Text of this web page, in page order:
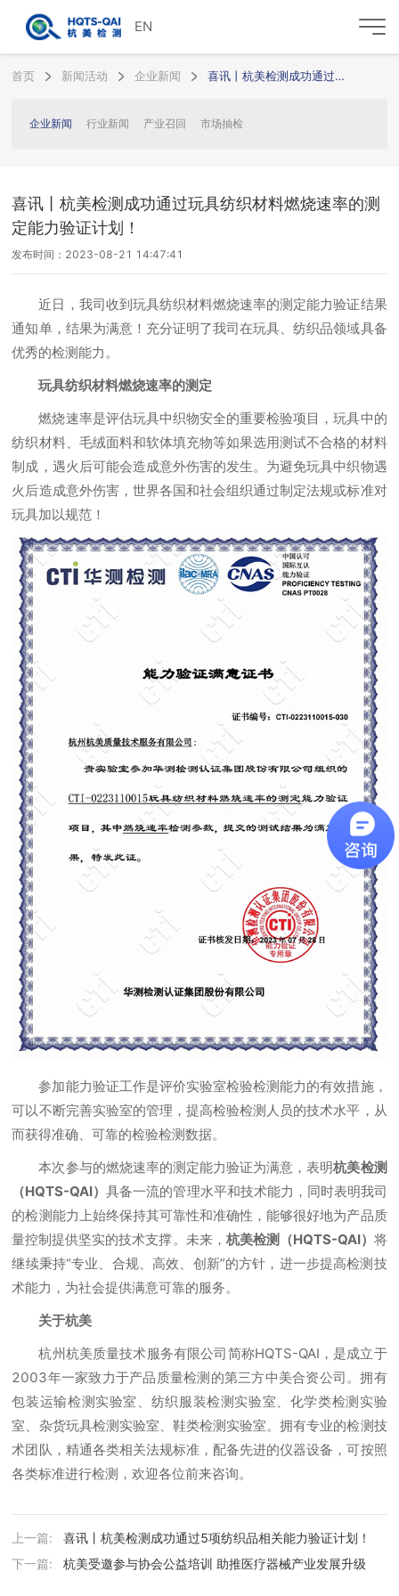
EN
首页 新闻活动 企业新闻 喜讯丨杭美检测成功通过玩具纺织材料燃烧速率的测定能力验证计划！
企业新闻 行业新闻 产业召回 市场抽检
喜讯丨杭美检测成功通过玩具纺织材料燃烧速率的测
定能力验证计划！
发布时间：2023-08-21 14:47:41
近日，我司收到玩具纺织材料燃烧速率的测定能力验证结果
通知单，结果为满意！充分证明了我司在玩具、纺织品领域具备
优秀的检测能力。
玩具纺织材料燃烧速率的测定
燃烧速率是评估玩具中织物安全的重要检验项目，玩具中的
纺织材料、毛绒面料和软体填充物等如果选用测试不合格的材料
制成，遇火后可能会造成意外伤害的发生。为避免玩具中织物遇
火后造成意外伤害，世界各国和社会组织通过制定法规或标准对
玩具加以规范！
参加能力验证工作是评价实验室检验检测能力的有效措施，
可以不断完善实验室的管理，提高检验检测人员的技术水平，从
而获得准确、可靠的检验检测数据。
本次参与的燃烧速率的测定能力验证为满意，表明杭美检测
（HQTS-QAI）具备一流的管理水平和技术能力，同时表明我司
的检测能力上始终保持其可靠性和准确性，能够很好地为产品质
量控制提供坚实的技术支撑。未来， 杭美检测（HQTS-QAI） 将
继续秉持“专业、合规、高效、创新”的方针，进一步提高检测技
术能力，为社会提供满意可靠的服务。
关于杭美
杭州杭美质量技术服务有限公司简称HQTS-QAI，是成立于
2003年一家致力于产品质量检测的第三方中美合资公司。拥有
包装运输检测实验室、纺织服装检测实验室、化学类检测实验
室、杂货玩具检测实验室、鞋类检测实验室。拥有专业的检测技
术团队，精通各类相关法规标准，配备先进的仪器设备，可按照
各类标准进行检测，欢迎各位前来咨询。
上一篇:
喜讯丨杭美检测成功通过5项纺织品相关能力验证计划！
下一篇:
杭美受邀参与协会公益培训 助推医疗器械产业发展升级